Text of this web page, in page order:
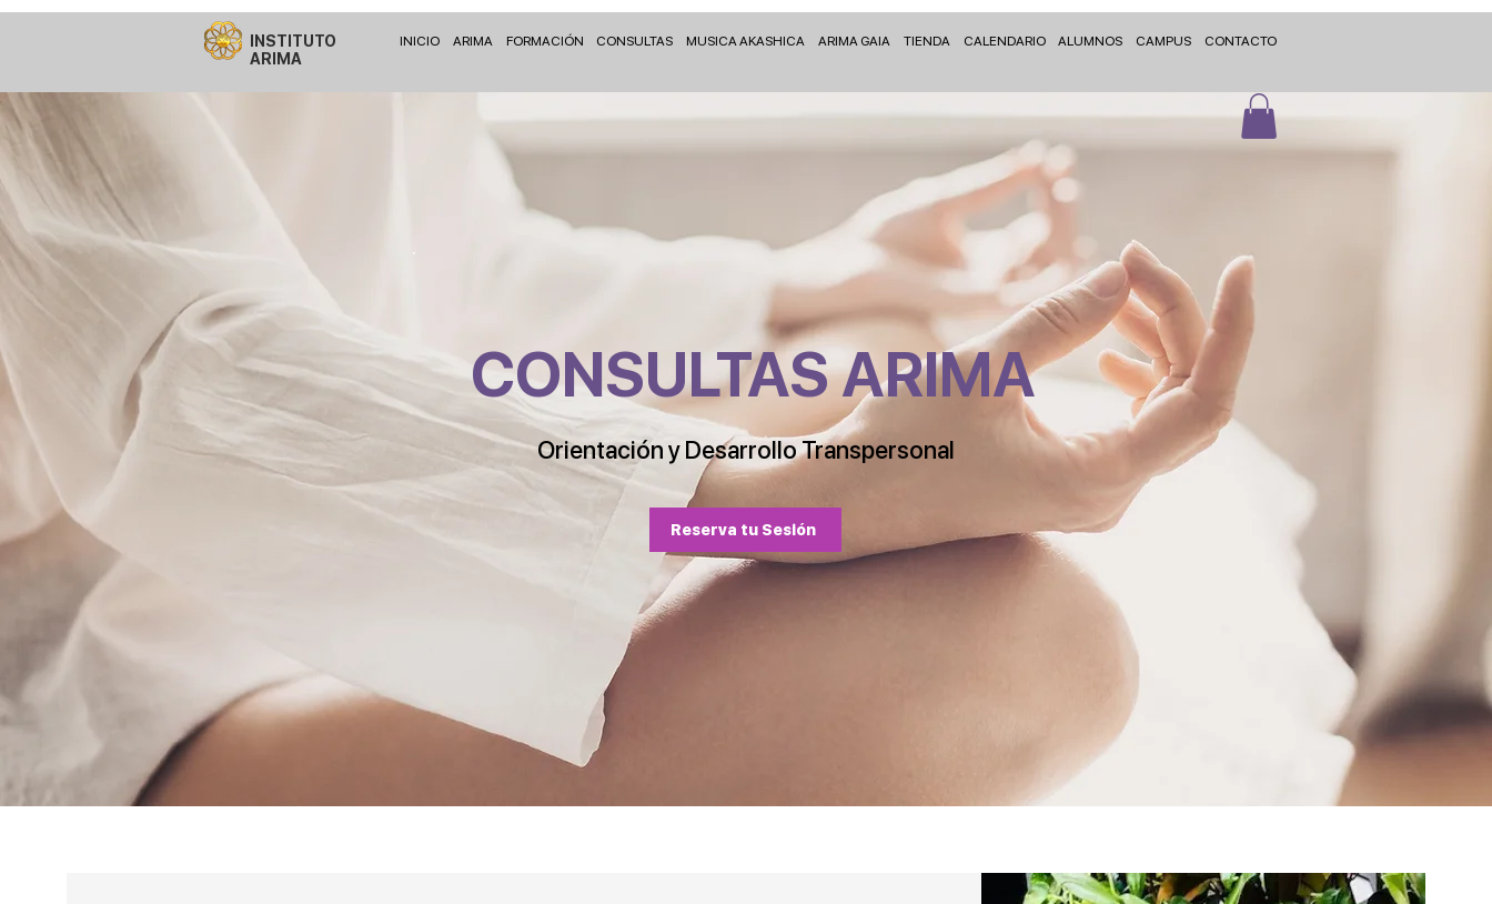
INSTITUTO
ARIMA
INICIO ARIMA FORMACIÓN CONSULTAS MUSICA AKASHICA ARIMA GAIA TIENDA CALENDARIO ALUMNOS CAMPUS CONTACTO
CONSULTAS ARIMA
Orientación y Desarrollo Transpersonal
Reserva tu Sesión